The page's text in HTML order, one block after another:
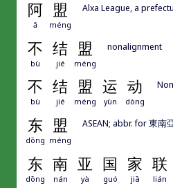
阿 盟
ā méng
Alxa League, a
不 结 盟
bù jié méng
nonalignment
不 结 盟 运 动
bù jié méng yùn dòng
东 盟
dōng méng
ASEAN; abbr. for 東
东 南 亚 国 家 联
dōng nán yà guó jiā lián